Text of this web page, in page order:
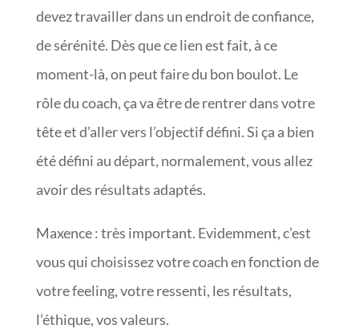
devez travailler dans un endroit de confiance,
de sérénité. Dès que ce lien est fait, à ce
moment-là, on peut faire du bon boulot. Le
rôle du coach, ça va être de rentrer dans votre
tête et d’aller vers l’objectif défini. Si ça a bien
été défini au départ, normalement, vous allez
avoir des résultats adaptés.
Maxence : très important. Evidemment, c’est
vous qui choisissez votre coach en fonction de
votre feeling, votre ressenti, les résultats,
l’éthique, vos valeurs.